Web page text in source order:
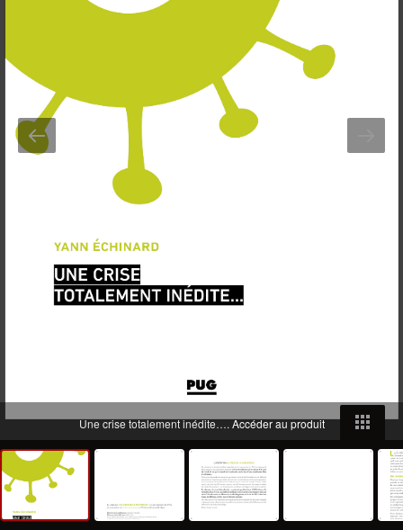
Une crise totalement inédite….Accéder au produit